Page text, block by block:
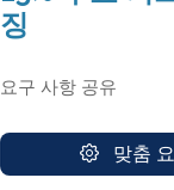
징
요구 사항 공유
맞춤